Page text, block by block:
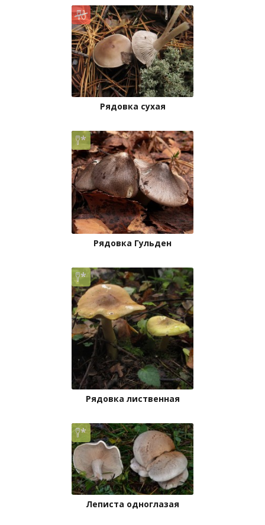
Рядовка сухая
Рядовка Гульден
Рядовка лиственная
Леписта одноглазая